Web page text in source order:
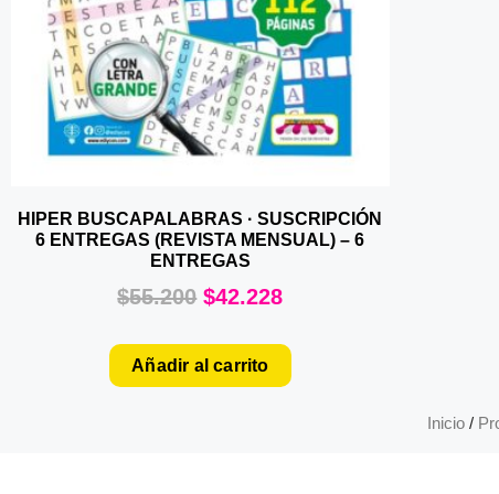
HIPER BUSCAPALABRAS · SUSCRIPCIÓN
6 ENTREGAS (REVISTA MENSUAL) – 6
ENTREGAS
$55.200 $42.228
Añadir al carrito
Inicio /